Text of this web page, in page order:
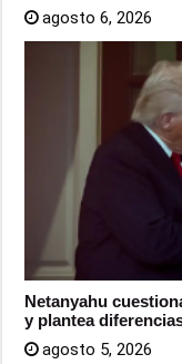
agosto 6, 2026
Netanyahu
y plantea
agosto 5, 2026